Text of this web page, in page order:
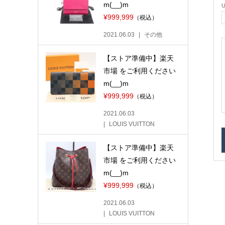
m(__)m
¥999,999（税込）
2021.06.03 その他
【ストア準備中】楽天
市場 をご利用ください
m(__)m
¥999,999（税込）
2021.06.03
LOUIS VUITTON
【ストア準備中】楽天
市場 をご利用ください
m(__)m
¥999,999（税込）
2021.06.03
LOUIS VUITTON